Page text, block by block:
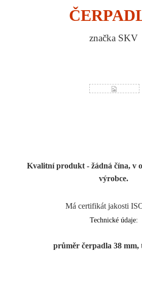
značka SKV
Kvalitní produkt - žádná čína, v
výrobce.
Má certifikát jakosti
Technické údaje:
průměr čerpadla 38 mm,